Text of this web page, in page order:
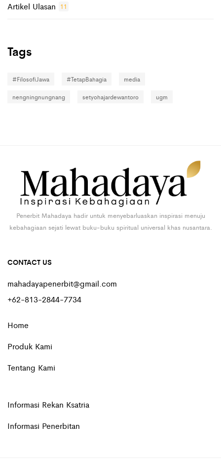
Artikel Ulasan 11
Tags
#FilosofiJawa #TetapBahagia
media
nengningnungnang
setyohajardewantoro ugm
Penerbit Mahadaya hadir untuk menyebarluaskan inspirasi menuju
kebahagiaan sejati lewat buku-buku spiritual universal khas nusantara.
CONTACT US
mahadayapenerbit@gmail.com
+62-813-2844-7734
Home
Produk Kami
Tentang Kami
Informasi Rekan Ksatria
Informasi Penerbitan